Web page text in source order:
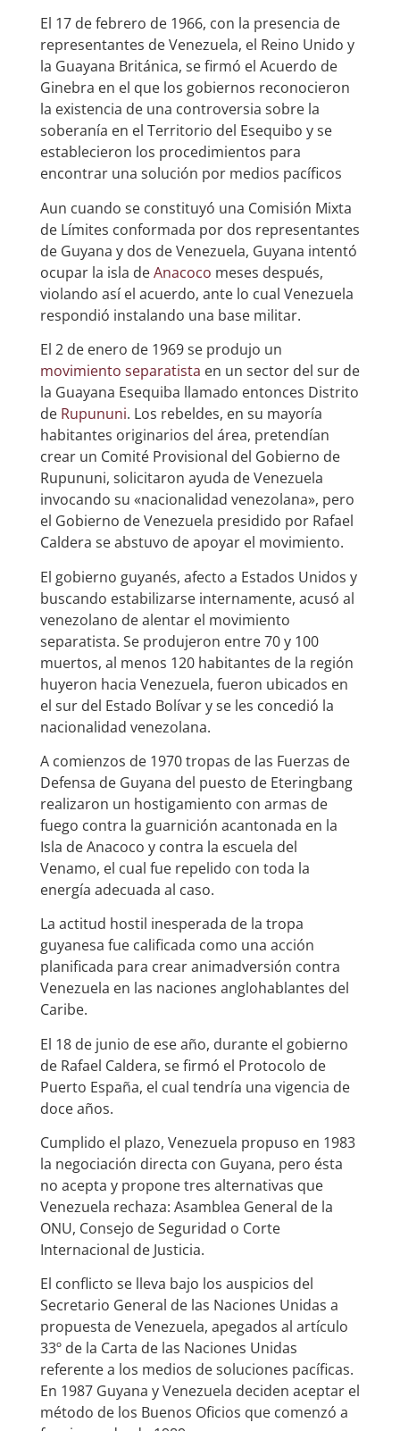
El 17 de febrero de 1966, con la presencia de
representantes de Venezuela, el Reino Unido y
la Guayana Británica, se firmó el Acuerdo de
Ginebra en el que los gobiernos reconocieron
la existencia de una controversia sobre la
soberanía en el Territorio del Esequibo y se
establecieron los procedimientos para
encontrar una solución por medios pacíficos
Aun cuando se constituyó una Comisión Mixta
de Límites conformada por dos representantes
de Guyana y dos de Venezuela, Guyana intentó
ocupar la isla deAnacoco meses después,
violando así el acuerdo, ante lo cual Venezuela
respondió instalando una base militar.
El 2 de enero de 1969 se produjo un
movimiento separatista en un sector del sur de
la Guayana Esequiba llamado entonces Distrito
de Rupununi. Los rebeldes, en su mayoría
habitantes originarios del área, pretendían
crear un Comité Provisional del Gobierno de
Rupununi, solicitaron ayuda de Venezuela
invocando su «nacionalidad venezolana», pero
el Gobierno de Venezuela presidido por Rafael
Caldera se abstuvo de apoyar el movimiento.
El gobierno guyanés, afecto a Estados Unidos y
buscando estabilizarse internamente, acusó al
venezolano de alentar el movimiento
separatista. Se produjeron entre 70 y 100
muertos, al menos 120 habitantes de la región
huyeron hacia Venezuela, fueron ubicados en
el sur del Estado Bolívar y se les concedió la
nacionalidad venezolana.
A comienzos de 1970 tropas de las Fuerzas de
Defensa de Guyana del puesto de Eteringbang
realizaron un hostigamiento con armas de
fuego contra la guarnición acantonada en la
Isla de Anacoco y contra la escuela del
Venamo, el cual fue repelido con toda la
energía adecuada al caso.
La actitud hostil inesperada de la tropa
guyanesa fue calificada como una acción
planificada para crear animadversión contra
Venezuela en las naciones anglohablantes del
Caribe.
El 18 de junio de ese año, durante el gobierno
de Rafael Caldera, se firmó el Protocolo de
Puerto España, el cual tendría una vigencia de
doce años.
Cumplido el plazo, Venezuela propuso en 1983
la negociación directa con Guyana, pero ésta
no acepta y propone tres alternativas que
Venezuela rechaza: Asamblea General de la
ONU, Consejo de Seguridad o Corte
Internacional de Justicia.
El conflicto se lleva bajo los auspicios del
Secretario General de las Naciones Unidas a
propuesta de Venezuela, apegados al artículo
33º de la Carta de las Naciones Unidas
referente a los medios de soluciones pacíficas.
En 1987 Guyana y Venezuela deciden aceptar el
método de los Buenos Oficios que comenzó a